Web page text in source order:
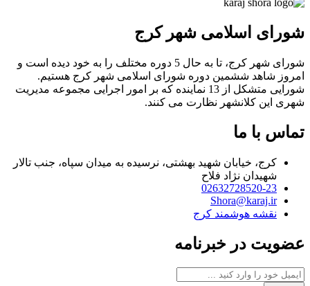
شورای اسلامی شهر کرج
شورای شهر کرج، تا به حال 5 دوره مختلف را به خود دیده است و
امروز شاهد ششمین دوره شورای اسلامی شهر کرج هستیم.
شورایی متشکل از 13 نماینده که بر امور اجرایی مجموعه مدیریت
شهری این کلانشهر نظارت می کنند.
تماس با ما
کرج، خیابان شهید بهشتی، نرسیده به میدان سپاه، جنب تالار
شهیدان نژاد فلاح
02632728520-23
Shora@karaj.ir
نقشه هوشمند کرج
عضویت در خبرنامه